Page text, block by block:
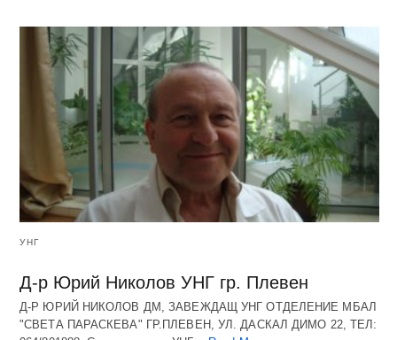
УНГ
Д-р Юрий Николов УНГ гр. Плевен
Д-Р ЮРИЙ НИКОЛОВ ДМ, ЗАВЕЖДАЩ УНГ ОТДЕЛЕНИЕ МБАЛ
"СВЕТА ПАРАСКЕВА" ГР.ПЛЕВЕН, УЛ. ДАСКАЛ ДИМО 22, ТЕЛ: